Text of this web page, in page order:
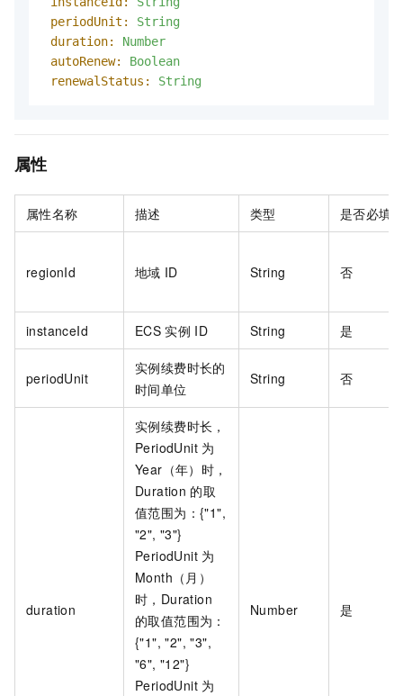
periodUnit:
String
duration:
Number
autoRenew:
Boolean
renewalStatus:
String
属性
属性名称 描述 类型 是否必填
regionId 地域 ID String 否
instanceId ECS 实例 ID String 是
periodUnit
实例续费时长的
时间单位
String 否
duration
实例续费时长，
PeriodUnit 为
Year（年）时，
Duration 的取
值范围为：{"1",
"2", "3"}
PeriodUnit 为
Month（月）
时，Duration
的取值范围为：
{"1", "2", "3",
"6", "12"}
PeriodUnit 为
Number 是